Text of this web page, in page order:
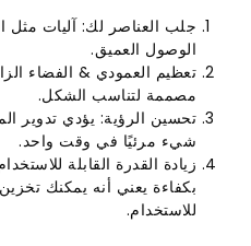
جلب العناصر لك: آليات مثل
الوصول العميق.
تعظيم العمودي & الفضاء
مصممة لتناسب الشكل.
تحسين الرؤية: يؤدي تدوير
شيء مرئيًا في وقت واحد.
زيادة القدرة القابلة
بكفاءة يعني أنه يمكنك
للاستخدام.